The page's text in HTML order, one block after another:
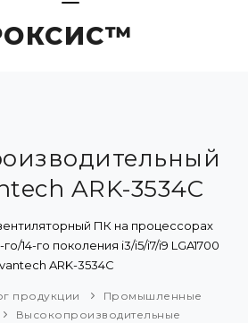
ARK-3534C
ПК на процессорах
14-го поколения i3/i5/i7/i9 LGA1700
ARK-3534C
продукции
Промышленные
Высокопроизводительные